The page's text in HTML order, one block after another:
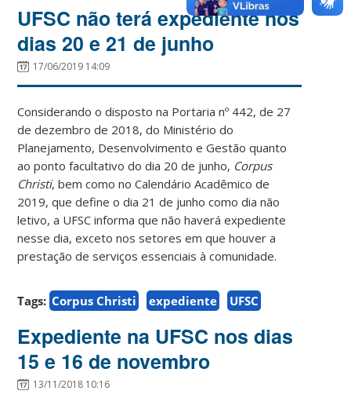
UFSC não terá expediente nos
dias 20 e 21 de junho
17/06/2019 14:09
Considerando o disposto na Portaria nº 442, de 27
de dezembro de 2018, do Ministério do
Planejamento, Desenvolvimento e Gestão quanto
ao ponto facultativo do dia 20 de junho, Corpus
Christi, bem como no Calendário Acadêmico de
2019, que define o dia 21 de junho como dia não
letivo, a UFSC informa que não haverá expediente
nesse dia, exceto nos setores em que houver a
prestação de serviços essenciais à comunidade.
Tags: Corpus Christi expediente UFSC
Expediente na UFSC nos dias
15 e 16 de novembro
13/11/2018 10:16